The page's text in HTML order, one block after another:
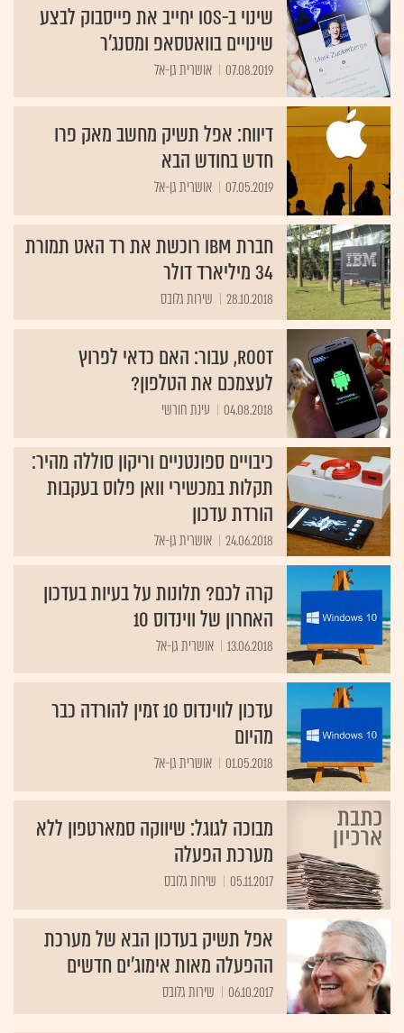
שינוי ב-iOS יחייב את פייסבוק לבצע
שינויים בוואטסאפ ומסנג'ר
07.08.2019 אושרית גן-אל
דיווח: אפל תשיק מחשב מאק פרו
חדש בחודש הבא
07.05.2019 אושרית גן-אל
חברת IBM רוכשת את רד האט תמורת
34 מיליארד דולר
28.10.2018 שירות גלובס
Root, עבור: האם כדאי לפרוץ
לעצמכם את הטלפון?
04.08.2018 עינת חורשי
כיבויים ספונטניים וריקון סוללה מהיר:
תקלות במכשירי וואן פלוס בעקבות
הורדת עדכון
24.06.2018 אושרית גן-אל
קרה לכם? תלונות על בעיות בעדכון
האחרון של ווינדוס 10
13.06.2018 אושרית גן-אל
עדכון לווינדוס 10 זמין להורדה כבר
מהיום
01.05.2018 אושרית גן-אל
מבוכה לגוגל: שיווקה סמארטפון ללא
מערכת הפעלה
05.11.2017 שירות גלובס
אפל תשיק בעדכון הבא של מערכת
ההפעלה מאות אימוג'ים חדשים
06.10.2017 שירות גלובס